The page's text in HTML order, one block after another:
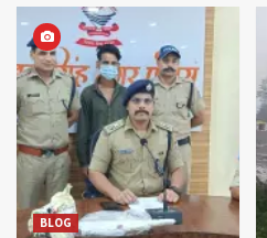
BLOG